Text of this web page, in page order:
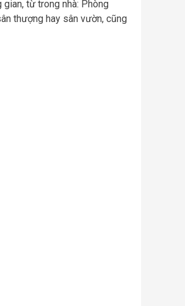
từ trong nhà: Phòng
thượng hay sân vườn, cũng